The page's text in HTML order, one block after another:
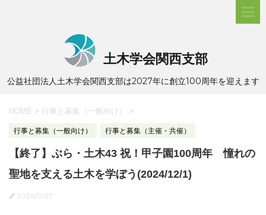
土木学会関西支部
公益社団法人土木学会関西支部は2027年に創立100周年を迎えます
HOME > 行事と募集（一般向け） >
行事と募集（一般向け） 行事と募集（主催・共催）
【終了】ぶら・土木43 祝！甲子園100周年 憧れの
聖地を支える土木を学ぼう(2024/12/1)
2024/11/27